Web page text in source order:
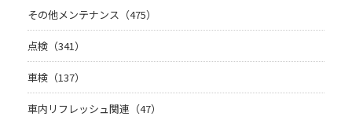
その他メンテナンス（475）
点検（341）
車検（137）
車内リフレッシュ関連（47）